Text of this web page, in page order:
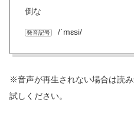
倒な
発音記号 /ˈmɛsi/
※音声が再生されない場合は読
試しください。